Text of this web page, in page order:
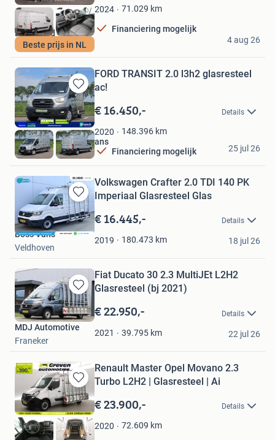
Favorieten
Beste prijs in NL
2024 71.029 km
Financiering mogelijk
BAS World
Veghel
4 aug 26
Bewaren
in
Mijn
Favorieten
FORD TRANSIT 2.0 l3h2 glasresteel
ac!
€ 16.450,- Details
2020 148.396 km
Financiering mogelijk
Bestelbus | KLEYN Vans
Vuren
25 jul 26
Bewaren
in
Mijn
Favorieten
Volkswagen Crafter 2.0 TDI 140 PK
Imperiaal Glasresteel Glas
€ 16.445,- Details
2019 180.473 km
Boss Vans
Veldhoven
18 jul 26
Bewaren
in
Mijn
Favorieten
Fiat Ducato 30 2.3 MultiJEt L2H2
Glasresteel (bj 2021)
€ 22.950,- Details
2021 39.795 km
MDJ Automotive
Franeker
22 jul 26
Bewaren
in
Mijn
Favorieten
Renault Master Opel Movano 2.3
Turbo L2H2 | Glasresteel | Ai
€ 23.900,- Details
2020 72.609 km